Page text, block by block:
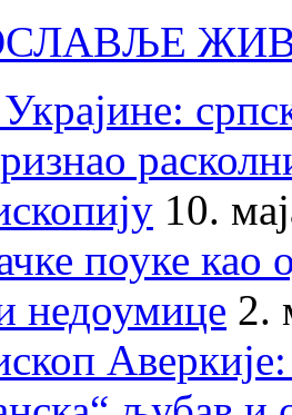
10.
поуке као
недоумице 2.